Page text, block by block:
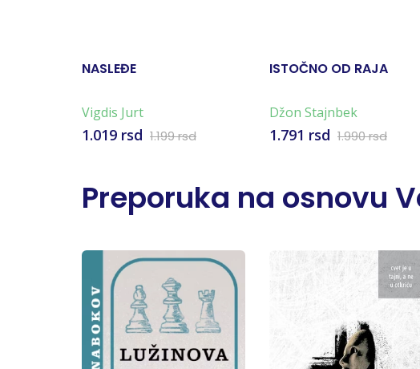
NASLEĐE
Vigdis Jurt
1.019 rsd 1.199 rsd
ISTOČNO OD RAJA
Džon Stajnbek
1.791 rsd 1.990 rsd
Preporuka na osnovu